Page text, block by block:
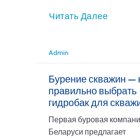
Читать Далее
Admin
Бурение скважин —
правильно выбрать
гидробак для
Первая буровая
Беларуси предлагает